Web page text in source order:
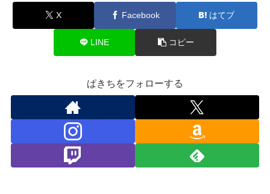
X Facebook はてブ
LINE コピー
ぱきちをフォローする